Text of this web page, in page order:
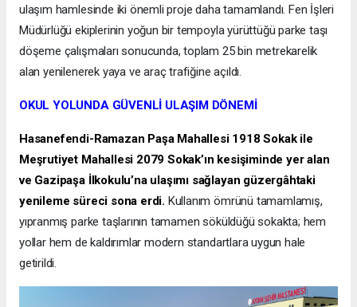
ulaşım hamlesinde iki önemli proje daha tamamlandı. Fen İşleri
Müdürlüğü ekiplerinin yoğun bir tempoyla yürüttüğü parke taşı
döşeme çalışmaları sonucunda, toplam 25 bin metrekarelik
alan yenilenerek yaya ve araç trafiğine açıldı.
OKUL YOLUNDA GÜVENLİ ULAŞIM DÖNEMİ
Hasanefendi-Ramazan Paşa Mahallesi 1918 Sokak ile
Meşrutiyet Mahallesi 2079 Sokak’ın kesişiminde yer alan
ve Gazipaşa İlkokulu’na ulaşımı sağlayan güzergâhtaki
yenileme süreci sona erdi. Kullanım ömrünü tamamlamış,
yıpranmış parke taşlarının tamamen söküldüğü sokakta; hem
yollar hem de kaldırımlar modern standartlara uygun hale
getirildi.